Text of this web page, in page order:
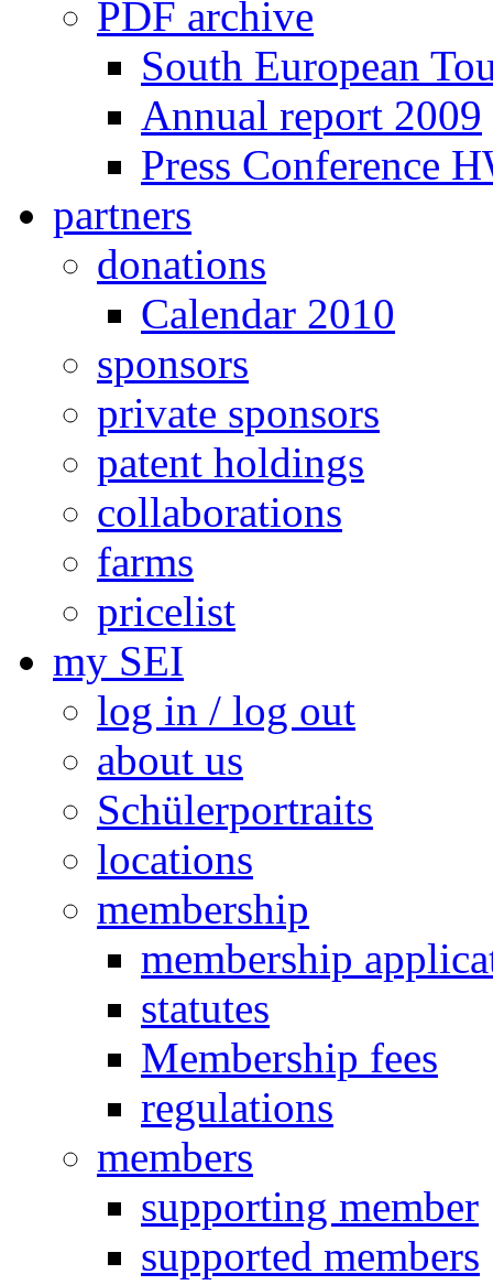
PDF archive
South European
Annual report 2009
Press Conference
partners
donations
Calendar 2010
sponsors
private sponsors
patent holdings
collaborations
farms
pricelist
my SEI
log in / log out
about us
Schülerportraits
locations
membership
membership
statutes
Membership fees
regulations
members
supporting member
supported members